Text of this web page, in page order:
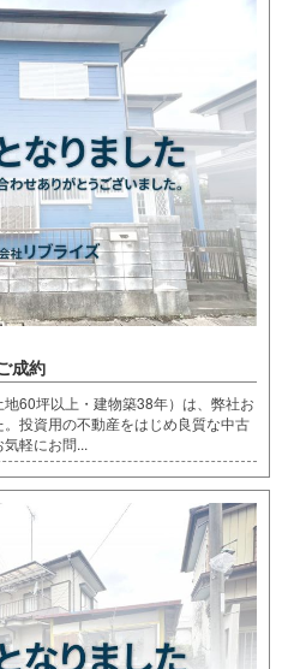
成約
60坪以上・建物築38年）は、弊社お
投資用の不動産をはじめ良質な中古
軽にお問...